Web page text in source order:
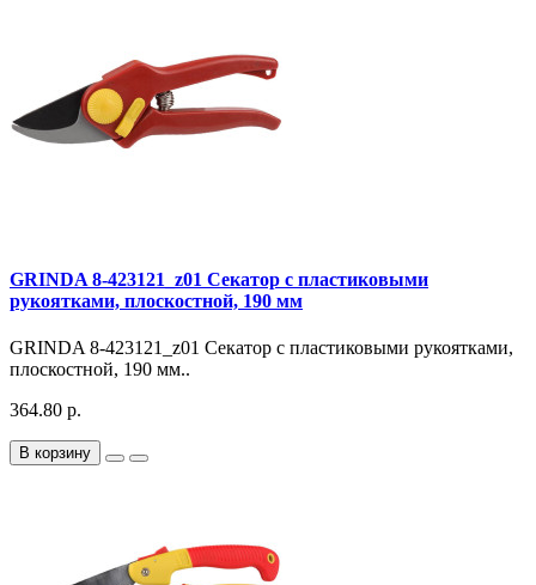
GRINDA 8-423121_z01 Секатор с пластиковыми
рукоятками, плоскостной, 190 мм
GRINDA 8-423121_z01 Секатор с пластиковыми рукоятками,
плоскостной, 190 мм..
364.80 р.
В корзину